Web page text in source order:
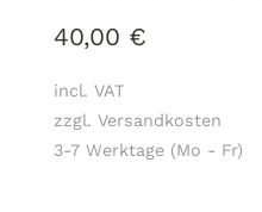
40,00 €
incl. VAT
zzgl. Versandkosten
3-7 Werktage (Mo - Fr)